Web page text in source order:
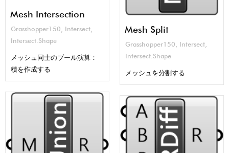
Mesh Intersection
Grasshopper150 , Intersect,
Intersect.Shape
メッシュ同士のブール演算：
積を作成する
Mesh Split
Grasshopper150 Intersect
Intersect.Shape
メッシュを分割する